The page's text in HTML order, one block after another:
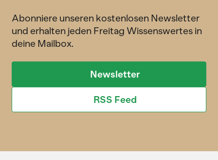
Abonniere unseren kostenlosen Newsletter
und erhalten jeden Freitag Wissenswertes in
deine Mailbox.
Newsletter
RSS Feed